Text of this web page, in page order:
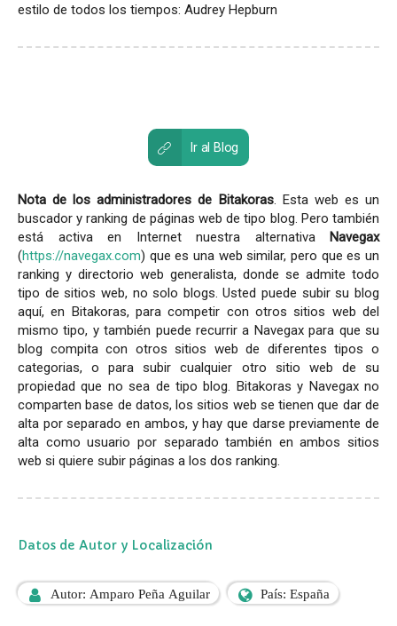
estilo de todos los tiempos: Audrey Hepburn
Ir al Blog
Nota de los administradores de Bitakoras. Esta web es un
buscador y ranking de páginas web de tipo blog. Pero también
está activa en Internet nuestra alternativa Navegax
(https://navegax.com) que es una web similar, pero que es un
ranking y directorio web generalista, donde se admite todo
tipo de sitios web, no solo blogs. Usted puede subir su blog
aquí, en Bitakoras, para competir con otros sitios web del
mismo tipo, y también puede recurrir a Navegax para que su
blog compita con otros sitios web de diferentes tipos o
categorias, o para subir cualquier otro sitio web de su
propiedad que no sea de tipo blog. Bitakoras y Navegax no
comparten base de datos, los sitios web se tienen que dar de
alta por separado en ambos, y hay que darse previamente de
alta como usuario por separado también en ambos sitios
web si quiere subir páginas a los dos ranking.
Datos de Autor y Localización
Autor: Amparo Peña Aguilar País: España